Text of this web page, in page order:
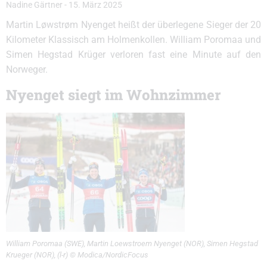
Nadine Gärtner - 15. März 2025
Martin Løwstrøm Nyenget heißt der überlegene Sieger der 20
Kilometer Klassisch am Holmenkollen. William Poromaa und
Simen Hegstad Krüger verloren fast eine Minute auf den
Norweger.
Nyenget siegt im Wohnzimmer
William Poromaa (SWE), Martin Loewstroem Nyenget (NOR), Simen Hegstad
Krueger (NOR), (l-r) © Modica/NordicFocus